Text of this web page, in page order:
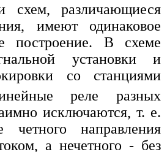
схем, различающиеся
имеют одинаковое
построение. В схеме
установки и
со станциями
реле разных
исключаются, т. е.
четного направления
а нечетного - без